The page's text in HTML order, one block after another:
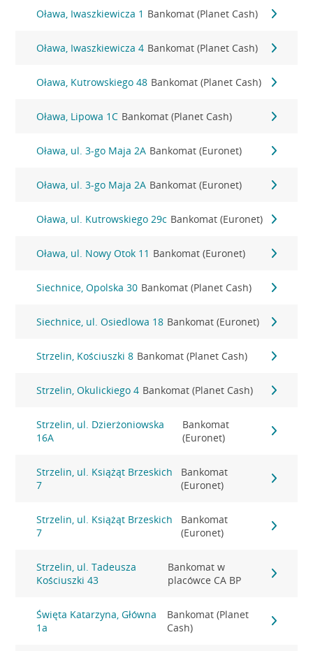
Oława, Iwaszkiewicza 1 Bankomat (Planet Cash)
Oława, Iwaszkiewicza 4 Bankomat (Planet Cash)
Oława, Kutrowskiego 48 Bankomat (Planet Cash)
Oława, Lipowa 1C Bankomat (Planet Cash)
Oława, ul. 3-go Maja 2A Bankomat (Euronet)
Oława, ul. 3-go Maja 2A Bankomat (Euronet)
Oława, ul. Kutrowskiego 29c Bankomat (Euronet)
Oława, ul. Nowy Otok 11 Bankomat (Euronet)
Siechnice, Opolska 30 Bankomat (Planet Cash)
Siechnice, ul. Osiedlowa 18 Bankomat (Euronet)
Strzelin, Kościuszki 8 Bankomat (Planet Cash)
Strzelin, Okulickiego 4 Bankomat (Planet Cash)
Strzelin, ul. Dzierżoniowska
16A
Bankomat
(Euronet)
Strzelin, ul. Książąt Brzeskich
7
Bankomat
(Euronet)
Strzelin, ul. Książąt Brzeskich
7
Bankomat
(Euronet)
Strzelin, ul. Tadeusza
Kościuszki 43
Bankomat w
placówce CA BP
Święta Katarzyna, Główna
1a
Bankomat (Planet
Cash)